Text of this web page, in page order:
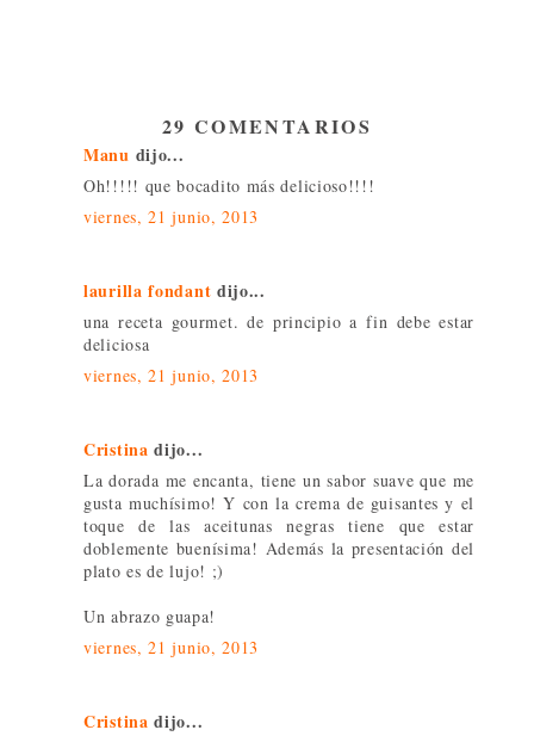
29 COMENTARIOS
Manu dijo...
Oh!!!!! que bocadito más delicioso!!!!
viernes, 21 junio, 2013
laurilla fondant dijo...
una receta gourmet. de principio a fin debe estar
deliciosa
viernes, 21 junio, 2013
Cristina dijo...
La dorada me encanta, tiene un sabor suave que me
gusta muchísimo! Y con la crema de guisantes y el
toque de las aceitunas negras tiene que estar
doblemente buenísima! Además la presentación del
plato es de lujo! ;)
Un abrazo guapa!
viernes, 21 junio, 2013
Cristina dijo...